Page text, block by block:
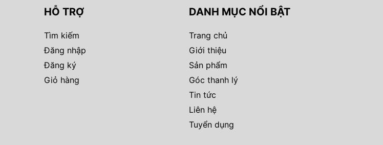
HỖ TRỢ
Tìm kiếm
Đăng nhập
Đăng ký
Giỏ hàng
DANH MỤC NỔI BẬT
Trang chủ
Giới thiệu
Sản phẩm
Góc thanh lý
Tin tức
Liên hệ
Tuyển dụng